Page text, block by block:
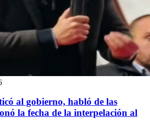
al gobierno, habló de las
la fecha de la interpelación al